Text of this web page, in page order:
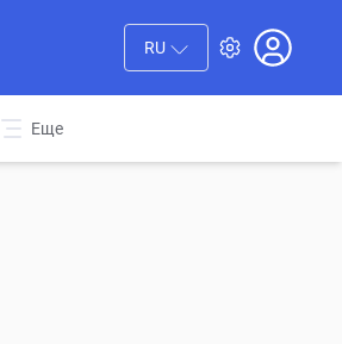
RU
Еще